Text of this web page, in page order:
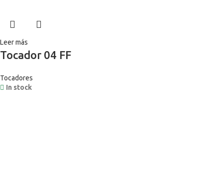
Leer más
Tocador 04 FF
Tocadores
In stock